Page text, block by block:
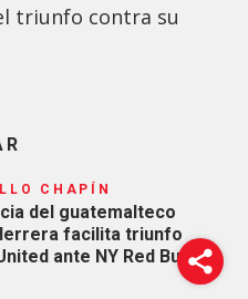
triunfo contra su
CHAPÍN
del guatemalteco
facilita triunfo
ante NY Red Bulls